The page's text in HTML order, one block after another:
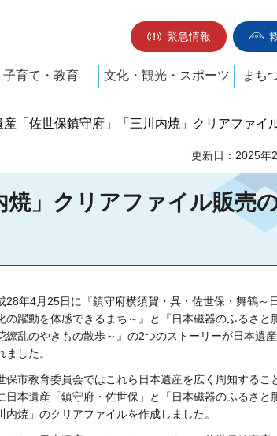
緊急情報
子育て・教育 文化・観光・スポーツ まち
産「佐世保鎮守府」「三川内焼」クリアファイ
更新日：2025年
焼」クリアファイル販売
28年4月25日に『鎮守府横須賀・呉・佐世保・舞鶴～
の躍動を体感できるまち～』と『日本磁器のふるさと
繚乱のやきもの散歩～』の2つのストーリーが日本遺
ました。
保市教育委員会ではこれら日本遺産を広く周知するこ
日本遺産「鎮守府・佐世保」と「日本磁器のふるさと
内焼」のクリアファイルを作成しました。